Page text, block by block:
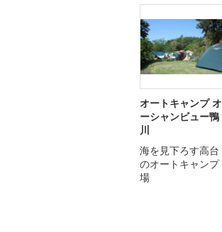
オートキャンプ オ
ーシャンビュー鴨
川
海を見下ろす高台
のオートキャンプ
場